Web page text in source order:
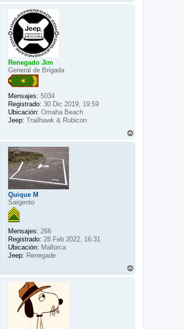
Renegado Jim
General de Brigada
Mensajes: 5034
Registrado: 30 Dic 2019, 19:59
Ubicación: Omaha Beach
Jeep: Trailhawk & Rubicon
Quique M
Sargento
Mensajes: 266
Registrado: 28 Feb 2022, 16:31
Ubicación: Mallorca
Jeep: Renegade